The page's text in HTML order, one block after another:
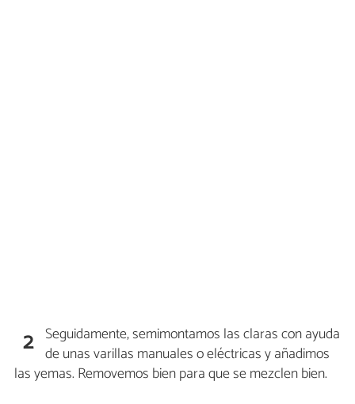
2 Seguidamente, semimontamos las claras con ayuda
de unas varillas manuales o eléctricas y añadimos
las yemas. Removemos bien para que se mezclen bien.